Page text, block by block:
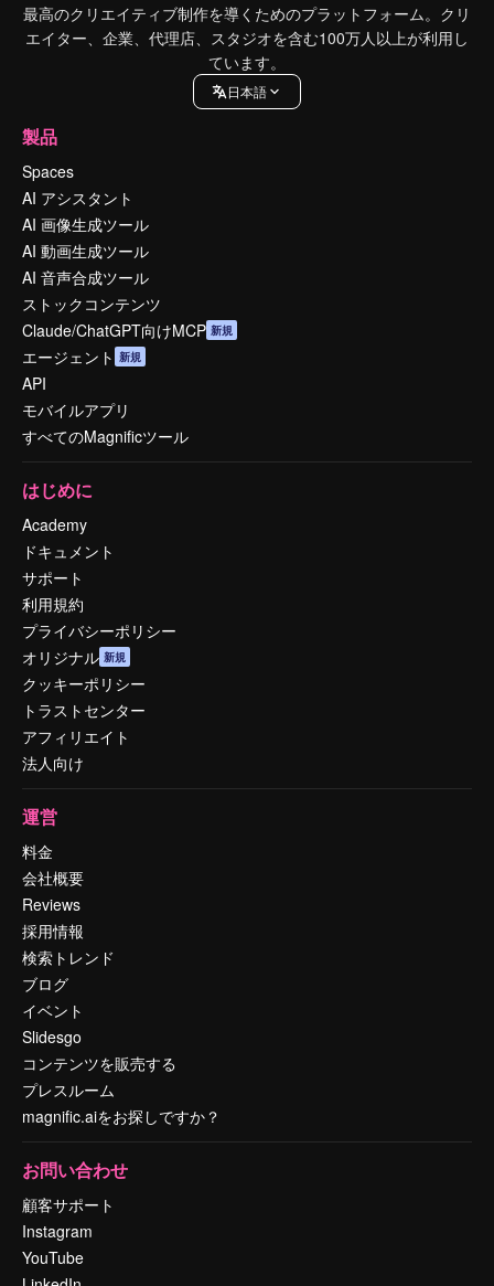
最高のクリエイティブ制作を導くためのプラットフォーム。クリ
エイター、企業、代理店、スタジオを含む100万人以上が利用し
ています。
日本語
製品
Spaces
AI アシスタント
AI 画像生成ツール
AI 動画生成ツール
AI 音声合成ツール
ストックコンテンツ
Claude/ChatGPT向けMCP 新規
エージェント 新規
API
モバイルアプリ
すべてのMagnificツール
はじめに
Academy
ドキュメント
サポート
利用規約
プライバシーポリシー
オリジナル 新規
クッキーポリシー
トラストセンター
アフィリエイト
法人向け
運営
料金
会社概要
Reviews
採用情報
検索トレンド
ブログ
イベント
Slidesgo
コンテンツを販売する
プレスルーム
magnific.aiをお探しですか？
お問い合わせ
顧客サポート
Instagram
YouTube